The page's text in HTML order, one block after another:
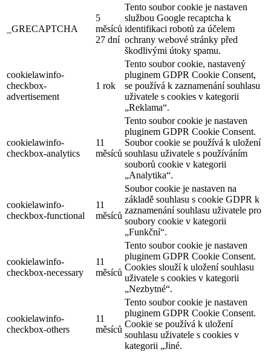
_GRECAPTCHA
5
měsíců
27 dní
Tento soubor cookie je nastaven
službou Google recaptcha k
identifikaci robotů za účelem
ochrany webové stránky před
škodlivými útoky spamu.
cookielawinfo-
checkbox-
advertisement
1 rok
Tento soubor cookie, nastavený
pluginem GDPR Cookie Consent,
se používá k zaznamenání souhlasu
uživatele s cookies v kategorii
„Reklama“.
cookielawinfo-
checkbox-analytics
11
měsíců
Tento soubor cookie je nastaven
pluginem GDPR Cookie Consent.
Soubor cookie se používá k uložení
souhlasu uživatele s používáním
souborů cookie v kategorii
„Analytika“.
cookielawinfo-
checkbox-functional
11
měsíců
Soubor cookie je nastaven na
základě souhlasu s cookie GDPR k
zaznamenání souhlasu uživatele pro
soubory cookie v kategorii
„Funkční“.
cookielawinfo-
checkbox-necessary
11
měsíců
Tento soubor cookie je nastaven
pluginem GDPR Cookie Consent.
Cookies slouží k uložení souhlasu
uživatele s cookies v kategorii
„Nezbytné“.
cookielawinfo-
checkbox-others
11
měsíců
Tento soubor cookie je nastaven
pluginem GDPR Cookie Consent.
Cookie se používá k uložení
souhlasu uživatele s cookies v
kategorii „Jiné.